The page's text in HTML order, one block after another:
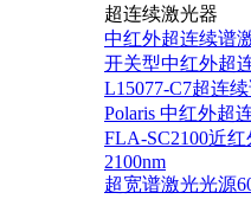
超连续激光器
中红外超连续谱
开关型中红外超
L15077-C7超连
Polaris 中红外超
FLA-SC2100近
2100nm
超宽谱激光光源